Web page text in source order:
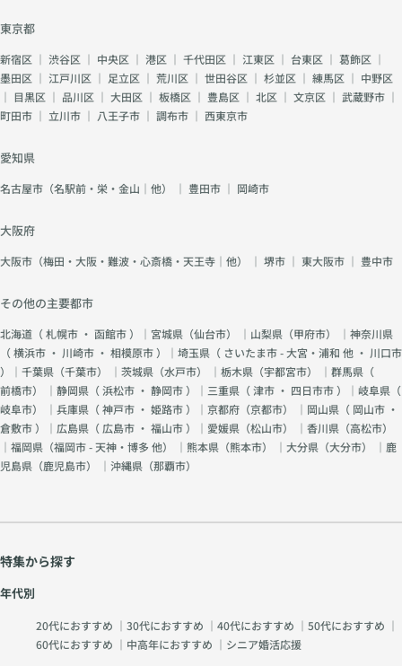
東京都
新宿区 ｜ 渋谷区 ｜ 中央区 ｜ 港区 ｜ 千代田区 ｜ 江東区 ｜ 台東区 ｜ 葛飾区 ｜
墨田区 ｜ 江戸川区 ｜ 足立区 ｜ 荒川区 ｜ 世田谷区 ｜ 杉並区 ｜ 練馬区 ｜ 中野区
｜ 目黒区 ｜ 品川区 ｜ 大田区 ｜ 板橋区 ｜ 豊島区 ｜ 北区 ｜ 文京区 ｜ 武蔵野市 ｜
町田市 ｜ 立川市 ｜ 八王子市 ｜ 調布市 ｜ 西東京市
愛知県
名古屋市（名駅前・栄・金山｜他） ｜ 豊田市 ｜ 岡崎市
大阪府
大阪市（梅田・大阪・難波・心斎橋・天王寺｜他） ｜ 堺市 ｜ 東大阪市 ｜ 豊中市
その他の主要都市
北海道（札幌市 ・ 函館市）｜宮城県（仙台市） ｜山梨県（甲府市） ｜神奈川県
（横浜市 ・ 川崎市 ・ 相模原市）｜埼玉県（ さいたま市 - 大宮・浦和 他 ・ 川口市
）｜千葉県（千葉市） ｜茨城県（水戸市） ｜栃木県（宇都宮市） ｜群馬県（
前橋市） ｜静岡県（浜松市 ・ 静岡市）｜三重県（津市 ・ 四日市市）｜岐阜県（
岐阜市） ｜兵庫県（神戸市 ・ 姫路市）｜京都府（京都市） ｜岡山県（ 岡山市 ・
倉敷市）｜広島県（ 広島市 ・ 福山市）｜愛媛県（松山市） ｜香川県（高松市）
｜福岡県（福岡市 - 天神・博多 他） ｜熊本県（熊本市） ｜大分県（大分市） ｜鹿
児島県（鹿児島市） ｜沖縄県（那覇市）
特集から探す
年代別
20代におすすめ ｜ 30代におすすめ ｜ 40代におすすめ ｜ 50代におすすめ ｜
60代におすすめ ｜ 中高年におすすめ ｜ シニア婚活応援